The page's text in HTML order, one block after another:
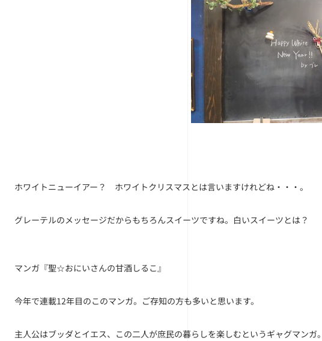
ホワイトニューイアー？ ホワイトクリスマスとは言いますけれどね・・・。
グレーテルのメッセージだからもちろんスイーツですね。白いスイーツとは？
マンガ『聖☆おにいさんの甘酒しるこ』
今年で連載12年目のこのマンガ。ご存知の方も多いと思います。
主人公はブッダとイエス、この二人が庶民の暮らしを楽しむというギャグマンガ